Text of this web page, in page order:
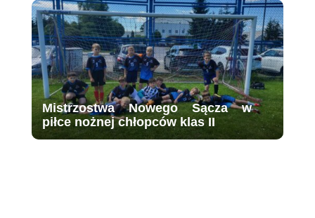
Mistrzostwa Nowego Sącza w
piłce nożnej chłopców klas II